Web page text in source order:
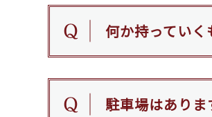
何か持っていく
駐車場はありま